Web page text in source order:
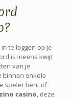
te loggen op je
is ineens kwijt
van je
binnen enkele
speler bent of
casino , deze